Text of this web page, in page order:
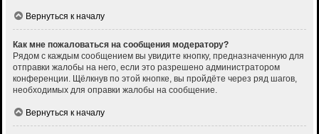
Вернуться к началу
Как мне пожаловаться на сообщения модератору?
Рядом с каждым сообщением вы увидите кнопку, предназначенную для
отправки жалобы на него, если это разрешено администратором
конференции. Щёлкнув по этой кнопке, вы пройдёте через ряд шагов,
необходимых для оправки жалобы на сообщение.
Вернуться к началу